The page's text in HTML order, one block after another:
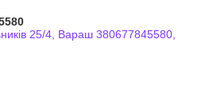
25/4, Вараш 380677845580,